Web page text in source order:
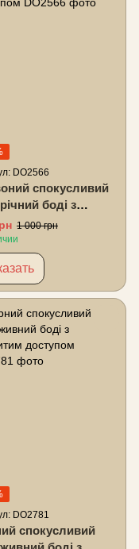
DO2566
спокусливий
боді з
доступом
1 000 грн
DO2781
спокусливий